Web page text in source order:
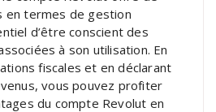
en termes de gestion
d’être conscient des
à son utilisation. En
fiscales et en déclarant
vous pouvez profiter
du compte Revolut en